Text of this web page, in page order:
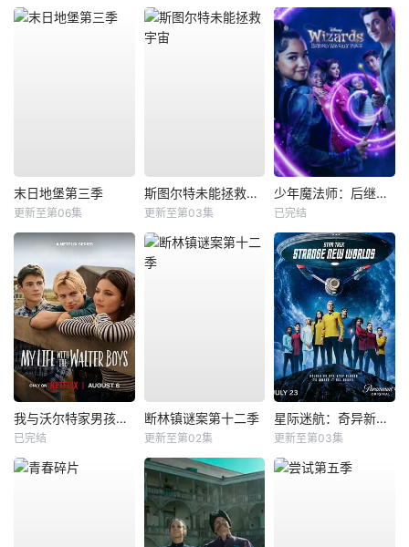
末日地堡第三季
更新至第06集
斯图尔特未能拯救宇宙
更新至第03集
少年魔法师：后继者第三季
已完结
我与沃尔特家男孩的生活第三季
已完结
断林镇谜案第十二季
更新至第02集
星际迷航：奇异新世界第四季
更新至第03集